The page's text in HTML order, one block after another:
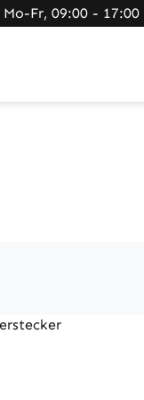
Mo-Fr, 09:00 - 17:00